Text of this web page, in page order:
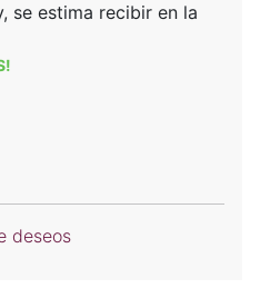
se estima recibir en la
deseos